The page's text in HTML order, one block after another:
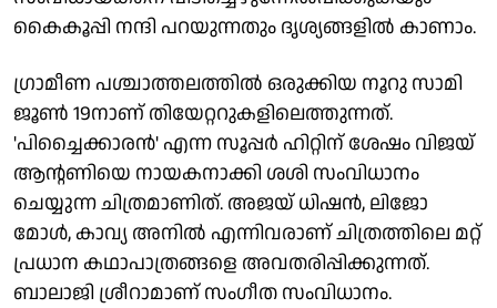
കൈകൂപ്പി നന്ദി പറയുന്നതും ദൃശ്യങ്ങളിൽ കാണാം.
ഗ്രാമീണ പശ്ചാത്തലത്തിൽ ഒരുക്കിയ നൂറു സാമി
ജൂൺ 19നാണ് തിയേറ്ററുകളിലെത്തുന്നത്.
'പിച്ചൈക്കാരൻ' എന്ന സൂപ്പർ ഹിറ്റിന് ശേഷം വിജയ്
ആന്റണിയെ നായകനാക്കി ശശി സംവിധാനം
ചെയ്യുന്ന ചിത്രമാണിത്. അജയ് ധിഷൻ, ലിജോ
മോൾ, കാവ്യ അനിൽ എന്നിവരാണ് ചിത്രത്തിലെ മറ്റ്
പ്രധാന കഥാപാത്രങ്ങളെ അവതരിപ്പിക്കുന്നത്.
ബാലാജി ശ്രീറാമാണ് സംഗീത സംവിധാനം.